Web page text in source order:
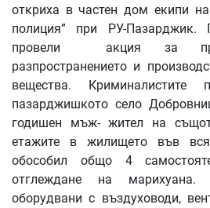
откриха в частен дом екипи
полиция” при РУ-Пазарджик.
провели акция за
разпространението и
вещества.
пазарджишкото село
годишен мъж- жител на
етажите в жилището във
обособил общо 4
отглеждане на марихуана.
оборудвани с въздуховоди,